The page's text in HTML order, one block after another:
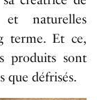
naturelles
terme. Et ce,
produits sont
que défrisés.